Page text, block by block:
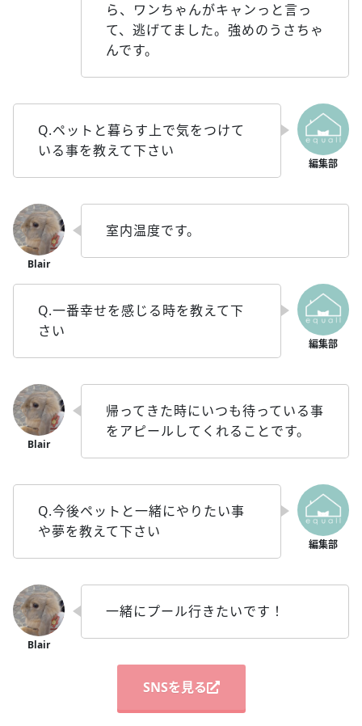
ら、ワンちゃんがキャンっと言っ
て、逃げてました。強めのうさちゃ
んです。
Q.ペットと暮らす上で気をつけて
いる事を教えて下さい
室内温度です。
Q.一番幸せを感じる時を教えて下
さい
帰ってきた時にいつも待っている事
をアピールしてくれることです。
Q.今後ペットと一緒にやりたい事
や夢を教えて下さい
一緒にプール行きたいです！
SNSを見る